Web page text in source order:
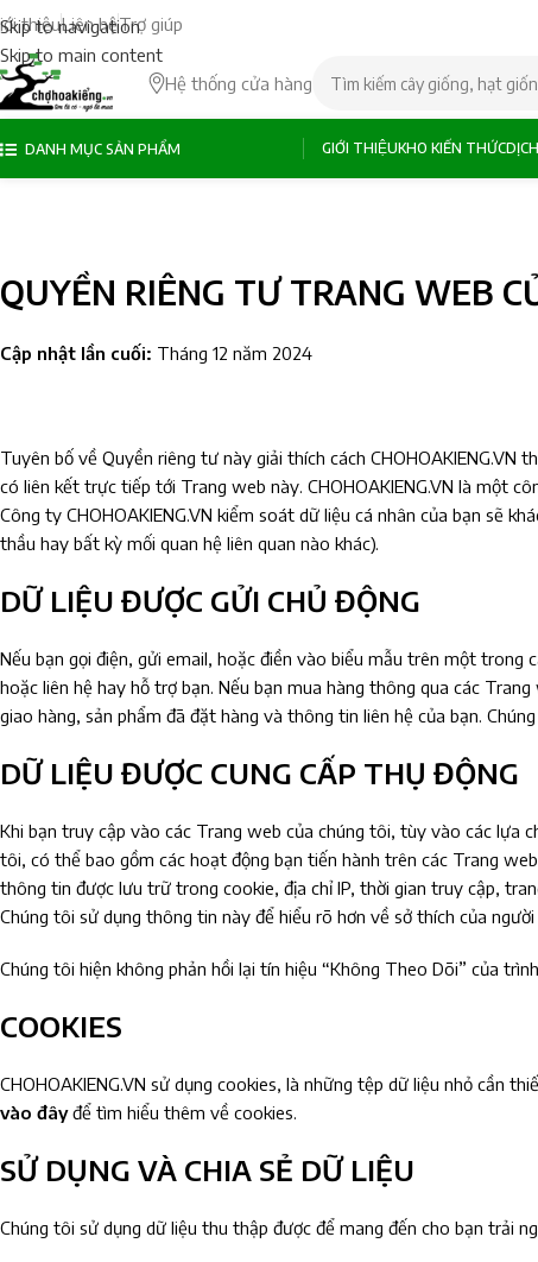
Skip to navigation
Skip to main content
thiệuLiên hệTrợ giúp
Hệ thống cửa hàng
DANH MỤC SẢN PHẨM GIỚI THIỆUKHO KIẾN THỨC
QUYỀN RIÊNG TƯ TRANG WEB
Cập nhật lần cuối: Tháng 12 năm 2024
Tuyên bố về Quyền riêng tư này giải thích cách
có liên kết trực tiếp tới Trang web này. CHOHOAKIENG.VN là một
Công ty CHOHOAKIENG.VN kiểm soát dữ liệu cá nhân của bạn sẽ
thầu hay bất kỳ mối quan hệ liên quan nào khác).
DỮ LIỆU ĐƯỢC GỬI CHỦ ĐỘNG
Nếu bạn gọi điện, gửi email, hoặc điền vào biểu mẫu trên một trong
hoặc liên hệ hay hỗ trợ bạn. Nếu bạn mua hàng thông qua các
giao hàng, sản phẩm đã đặt hàng và thông tin liên hệ của bạn.
DỮ LIỆU ĐƯỢC CUNG CẤP THỤ ĐỘNG
Khi bạn truy cập vào các Trang web của chúng tôi, tùy vào các lựa
tôi, có thể bao gồm các hoạt động bạn tiến hành trên các Trang
thông tin được lưu trữ trong cookie, địa chỉ IP, thời gian truy cập,
Chúng tôi sử dụng thông tin này để hiểu rõ hơn về sở thích của
Chúng tôi hiện không phản hồi lại tín hiệu “Không Theo Dõi” của
COOKIES
CHOHOAKIENG.VN sử dụng cookies, là những tệp dữ liệu nhỏ cần
vào đâyđể tìm hiểu thêm về cookies.
SỬ DỤNG VÀ CHIA SẺ DỮ LIỆU
Chúng tôi sử dụng dữ liệu thu thập được để mang đến cho bạn trải